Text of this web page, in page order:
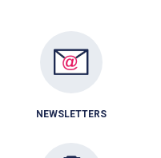
NEWSLETTERS